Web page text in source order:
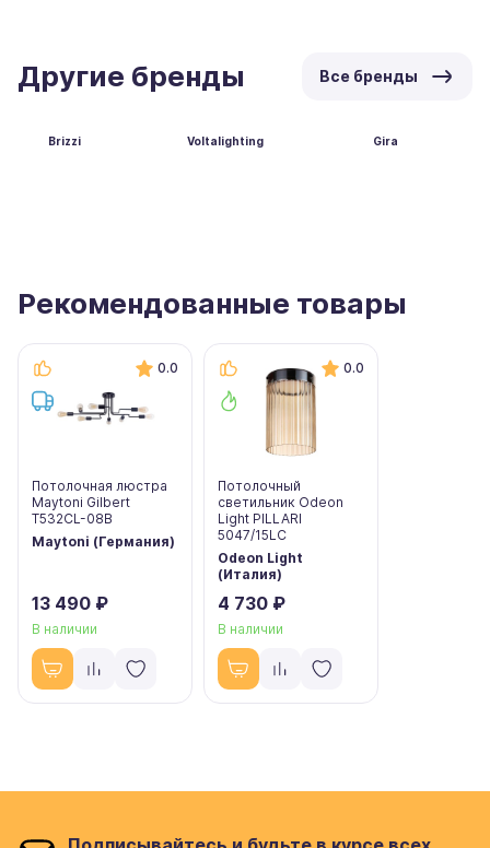
Другие бренды Все бренды
Brizzi Voltalighting Gira
Рекомендованные товары
0.0
Потолочная люстра
Maytoni Gilbert
T532CL-08B
Maytoni (Германия)
13 490 ₽
В наличии
0.0
Потолочный
светильник Odeon
Light PILLARI
5047/15LC
Odeon Light
(Италия)
4 730 ₽
В наличии